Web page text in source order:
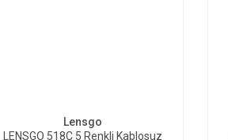
Lensgo
LENSGO 518C 5 Renkli Kablosuz